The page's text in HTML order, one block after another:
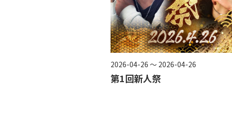
2026-04-26 ～ 2026-04-26
第1回新人祭